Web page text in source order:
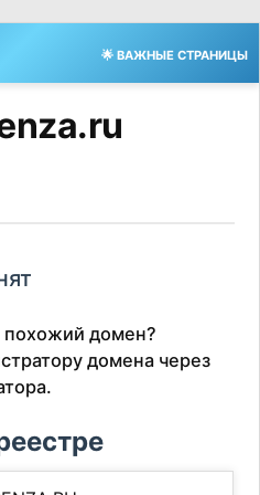
🌟 ВАЖНЫЕ СТРАНИЦЫ
похожий домен?
домена через